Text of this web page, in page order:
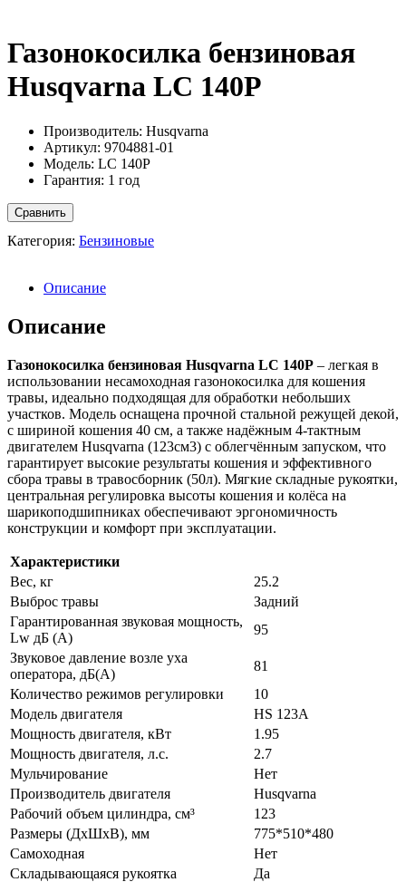
Газонокосилка бензиновая
Husqvarna LC 140P
Производитель: Husqvarna
Артикул: 9704881-01
Модель: LC 140P
Гарантия: 1 год
Сравнить
Категория: Бензиновые
Описание
Описание
Газонокосилка бензиновая Husqvarna LC 140P – легкая в
использовании несамоходная газонокосилка для кошения
травы, идеально подходящая для обработки небольших
участков. Модель оснащена прочной стальной режущей декой,
с шириной кошения 40 см, а также надёжным 4-тактным
двигателем Husqvarna (123см3) с облегчённым запуском, что
гарантирует высокие результаты кошения и эффективного
сбора травы в травосборник (50л). Мягкие складные рукоятки,
центральная регулировка высоты кошения и колёса на
шарикоподшипниках обеспечивают эргономичность
конструкции и комфорт при эксплуатации.
Характеристики
Вес, кг
25.2
Выброс травы
Задний
Гарантированная звуковая мощность,
Lw дБ (А)
95
Звуковое давление возле уха
оператора, дБ(А)
81
Количество режимов регулировки
10
Модель двигателя
HS 123A
Мощность двигателя, кВт
1.95
Мощность двигателя, л.с.
2.7
Мульчирование
Нет
Производитель двигателя
Husqvarna
Рабочий объем цилиндра, см³
123
Размеры (ДхШхВ), мм
775*510*480
Самоходная
Нет
Складывающаяся рукоятка
Да